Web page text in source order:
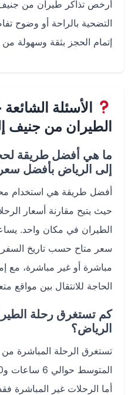
أرخص تذاكر طيران من جنيف إلى
التضحية بالراحة أو وضوح تفاصيل
إتمام الحجز بثقة وسهولة من
الأسئلة الشائعة
الطيران من جنيف إلى
ما هي أفضل طريقة لحجز
إلى الرياض بأفضل سعر؟
أفضل طريقة هي استخدام محرك
حيث يتيح مقارنة أسعار
الطيران في مكان واحد. يساعدك
سعر متاح حسب تاريخ السفر ونوع
مباشرة أو غير مباشرة، مع
الحاجة للانتقال بين مواقع متعددة.
كم تستغرق رحلة الطيران
الرياض؟
تستغرق الرحلة المباشرة من